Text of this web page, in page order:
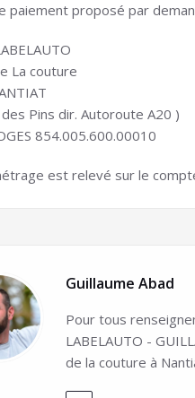
paiement proposé par
La couture
Pins dir. Autoroute A20 )
854.005.600.00010
est relevé sur le
Guillaume Abad
Pour tous
LABELAUTO -
de la couture à